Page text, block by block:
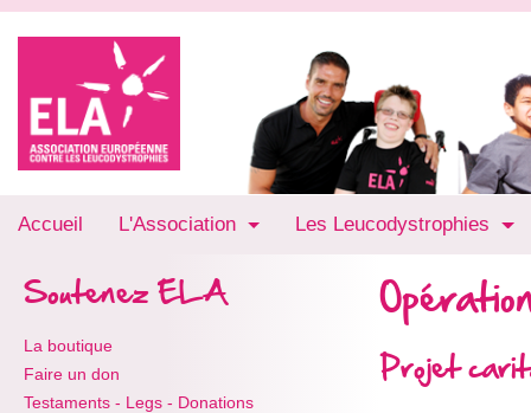
Accueil L'Association Les Leucodystrophies
Soutenez ELA
La boutique
Faire un don
Testaments - Legs - Donations
Projet